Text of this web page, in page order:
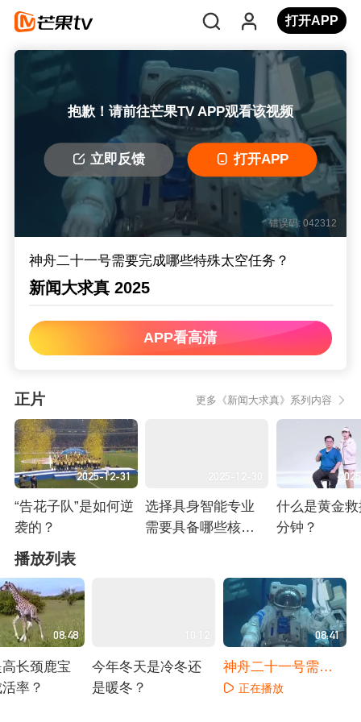
打开APP
抱歉！请前往芒果TV APP观看该视频
立即反馈 打开APP
错误码: 042312
神舟二十一号需要完成哪些特殊太空任务？
新闻大求真 2025
APP看高清
正片 更多《新闻大求真》系列内容
2025-12-31
“告花子队”是如何逆
袭的？
正在播放
2025-12-30
选择具身智能专业
需要具备哪些核心
什么是黄金救
分钟？
播放列表
08:48
长颈鹿宝
率？
10:12
今年冬天是冷冬还
是暖冬？
08:41
神舟二十一号需要
完成哪些特殊太空
正在播放